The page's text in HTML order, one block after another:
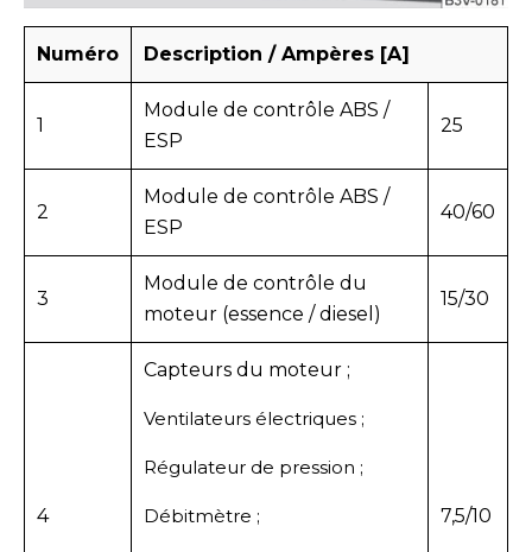
Numéro Description / Ampères [A]
1
Module de contrôle ABS /
ESP
25
2
Module de contrôle ABS /
ESP
40/60
3
Module de contrôle du
moteur (essence / diesel)
15/30
4
Capteurs du moteur ;
Ventilateurs électriques ;
Régulateur de pression ;
Débitmètre ; 7,5/10